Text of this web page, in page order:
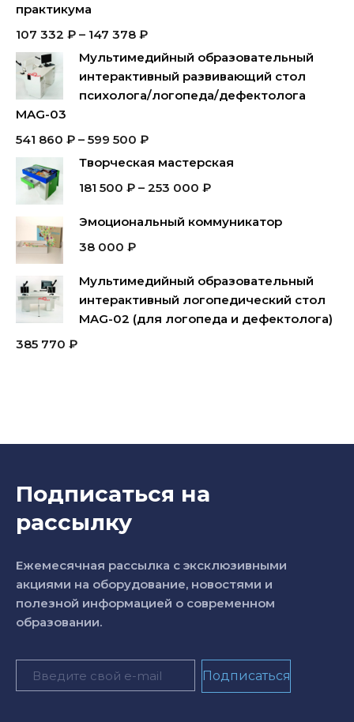
практикума
107 332 ₽ – 147 378 ₽
Мультимедийный образовательный
интерактивный развивающий стол
психолога/логопеда/дефектолога
MAG-03
541 860 ₽ – 599 500 ₽
Творческая мастерская
181 500 ₽ – 253 000 ₽
Эмоциональный коммуникатор
38 000 ₽
Мультимедийный образовательный
интерактивный логопедический стол
MAG-02 (для логопеда и дефектолога)
385 770 ₽
Подписаться на
рассылку
Ежемесячная рассылка с эксклюзивными
акциями на оборудование, новостями и
полезной информацией о современном
образовании.